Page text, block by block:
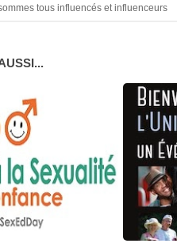
tous influencés et influenceurs